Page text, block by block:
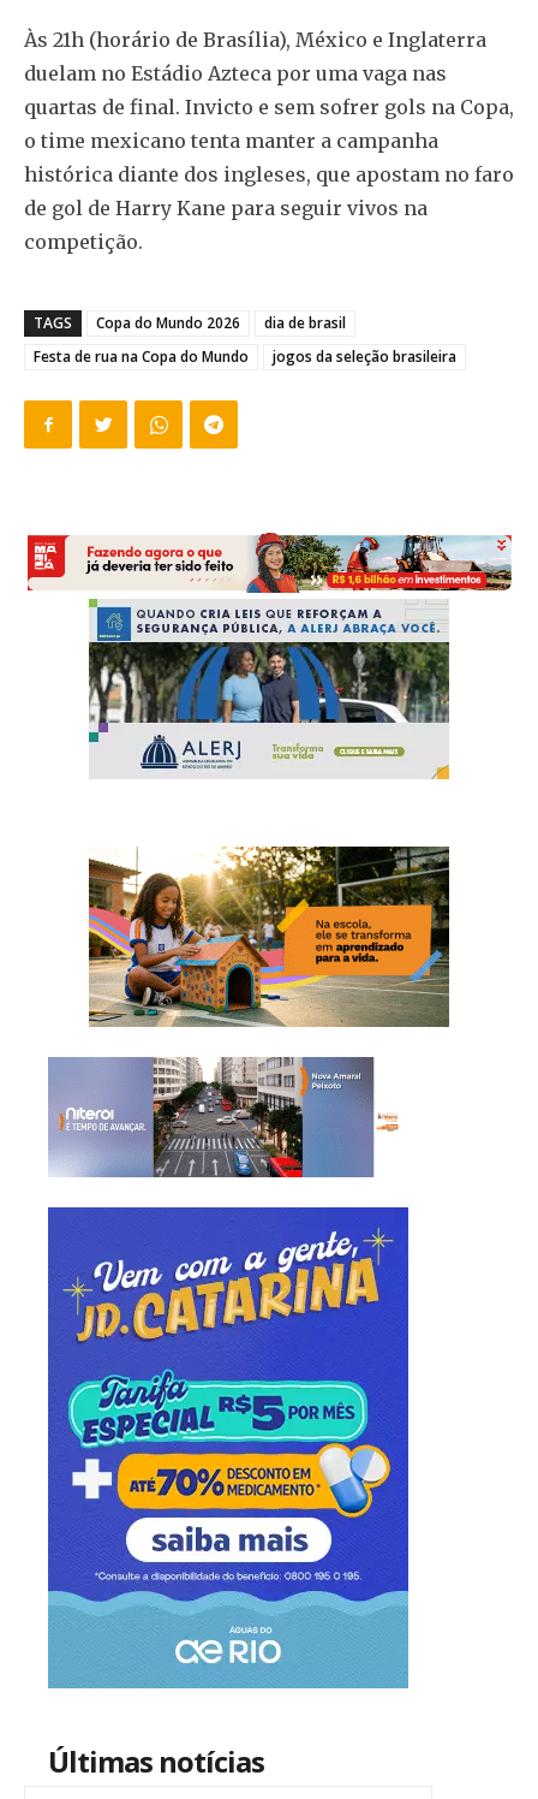
Às 21h (horário de Brasília), México e Inglaterra
duelam no Estádio Azteca por uma vaga nas
quartas de final. Invicto e sem sofrer gols na Copa,
o time mexicano tenta manter a campanha
histórica diante dos ingleses, que apostam no faro
de gol de Harry Kane para seguir vivos na
competição.
TAGS Copa do Mundo 2026
dia de brasil
Festa de rua na Copa do Mundo
jogos da seleção brasileira
Últimas notícias